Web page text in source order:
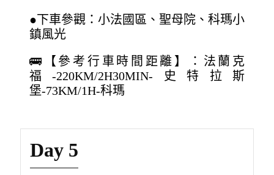
●下車參觀：小法國區、聖母院、科瑪小
鎮風光
🚌【參考行車時間距離】：法蘭克
福-220KM/2H30MIN-史特拉斯
堡-73KM/1H-科瑪
Day 5